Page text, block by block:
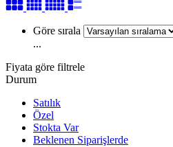
Göre sırala
...
Fiyata göre filtrele
Durum
Satılık
Özel
Stokta Var
Beklenen Siparişlerde